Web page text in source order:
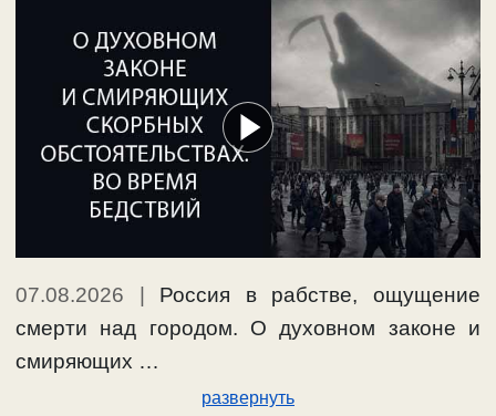
07.08.2026 | Россия в рабстве, ощущение
смерти над городом. О духовном законе и
смиряющих …
развернуть